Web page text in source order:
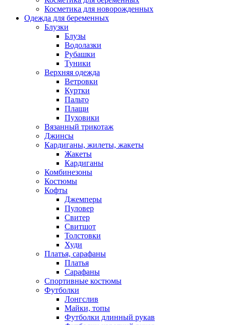
Косметика для новорожденных
Одежда для беременных
Блузки
Блузы
Водолазки
Рубашки
Туники
Верхняя одежда
Ветровки
Куртки
Пальто
Плащи
Пуховики
Вязанный трикотаж
Джинсы
Кардиганы, жилеты, жакеты
Жакеты
Кардиганы
Комбинезоны
Костюмы
Кофты
Джемперы
Пуловер
Свитер
Свитшот
Толстовки
Худи
Платья, сарафаны
Платья
Сарафаны
Спортивные костюмы
Футболки
Лонгслив
Майки, топы
Футболки длинный рукав